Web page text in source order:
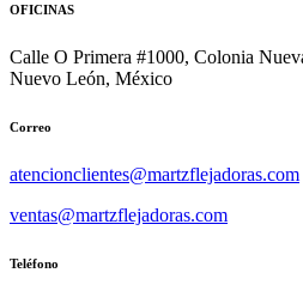
OFICINAS
Calle O Primera #1000, Colonia
Nuevo León, México
Correo
atencionclientes@martzflejadoras.com
ventas@martzflejadoras.com
Teléfono